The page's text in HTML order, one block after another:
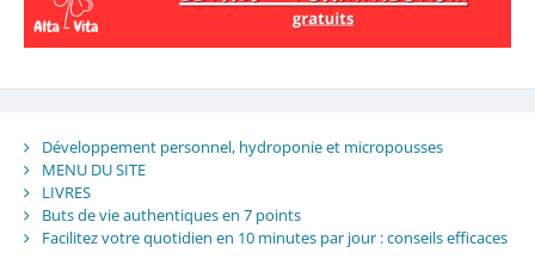
Développement personnel, hydroponie et micropousses
MENU DU SITE
LIVRES
Buts de vie authentiques en 7 points
Facilitez votre quotidien en 10 minutes par jour : conseils efficaces